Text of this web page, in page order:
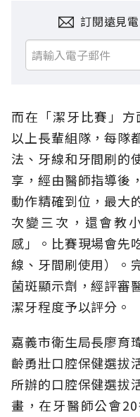
訂閱遠見
而在「潔牙比賽」
以上長輩組隊，每隊
法、牙線和牙間刷的
享，經由醫師指導後
動作精確到位，最大
次變三次，還會教
感」。比賽現場會先
線、牙間刷使用）。
菌斑顯示劑，經評審
潔牙程度予以評分。
嘉義市衛生局長廖育
齡勇壯口腔保健選拔
所辦的口腔保健選拔
畫，在牙醫師公會